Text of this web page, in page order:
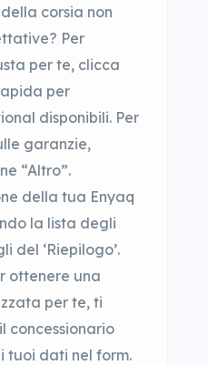
corsia non
Per
per te, clicca
per
disponibili. Per
garanzie,
“Altro”.
della tua Enyaq
la lista degli
del ‘Riepilogo’.
ottenere una
per te, ti
concessionario
tuoi dati nel form.